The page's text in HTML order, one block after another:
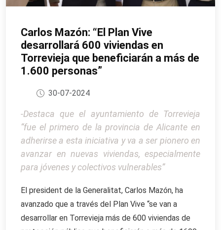
Carlos Mazón: “El Plan Vive
desarrollará 600 viviendas en
Torrevieja que beneficiarán a más de
1.600 personas”
30-07-2024
-Destaca que el ayuntamiento de Torrevieja
“fue el primero de la provincia de Alicante en
adherirse a esta iniciativa y va a ser pionero en
avanzar en nuevas viviendas, especialmente
para jóvenes y colectivos vulnerables”
El president de la Generalitat, Carlos Mazón, ha
avanzado que a través del Plan Vive “se van a
desarrollar en Torrevieja más de 600 viviendas de